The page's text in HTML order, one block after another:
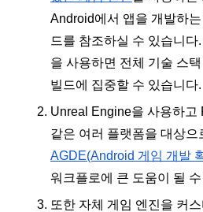
Android에서 앱을 개발하는
드를 참조하실 수 있습니다
을 사용하면 전체 기술 스택
빌드에 집중할 수 있습니다.
Unreal Engine을 사용하고
AGDE(Android 게임 개발
워크플로에 큰 도움이 될
또한 자체 게임 엔진을 커